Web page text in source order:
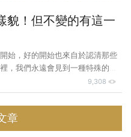
貌！但不變的有這一
始，好的開始也來自於認清那些
，我們永遠會見到一種特殊的
步要學會的就是不要輕易受騙上
種騙局就是： 1）龐式騙局2）
要能避開以上兩種騙局，就能
聞，先來跟大家分享第一種龐
變種詐術。 先說說騙局會有基
9,308
章